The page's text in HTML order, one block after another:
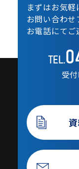
まずはお気
お問い合わせ
お電話にてご
TEL.
受